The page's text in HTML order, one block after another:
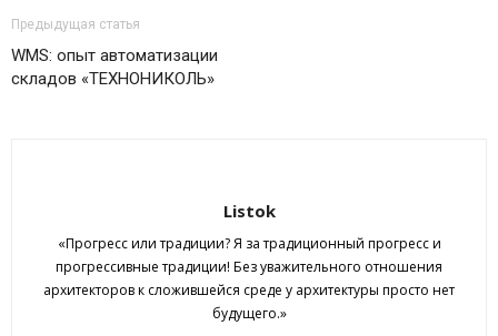
Предыдущая статья
WMS: опыт автоматизации
складов «ТЕХНОНИКОЛЬ»
Listok
«Прогресс или традиции? Я за традиционный прогресс и
прогрессивные традиции! Без уважительного отношения
архитекторов к сложившейся среде у архитектуры просто нет
будущего.»